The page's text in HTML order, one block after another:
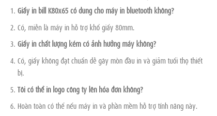
Giấy in bill K80x65 có dùng cho máy in bluetooth không?
Có, miễn là máy in hỗ trợ khổ giấy 80mm.
Giấy in chất lượng kém có ảnh hưởng máy không?
Có, giấy không đạt chuẩn dễ gây mòn đầu in và giảm tuổi thọ thiết
bị.
Tôi có thể in logo công ty lên hóa đơn không?
Hoàn toàn có thể nếu máy in và phần mềm hỗ trợ tính năng này.